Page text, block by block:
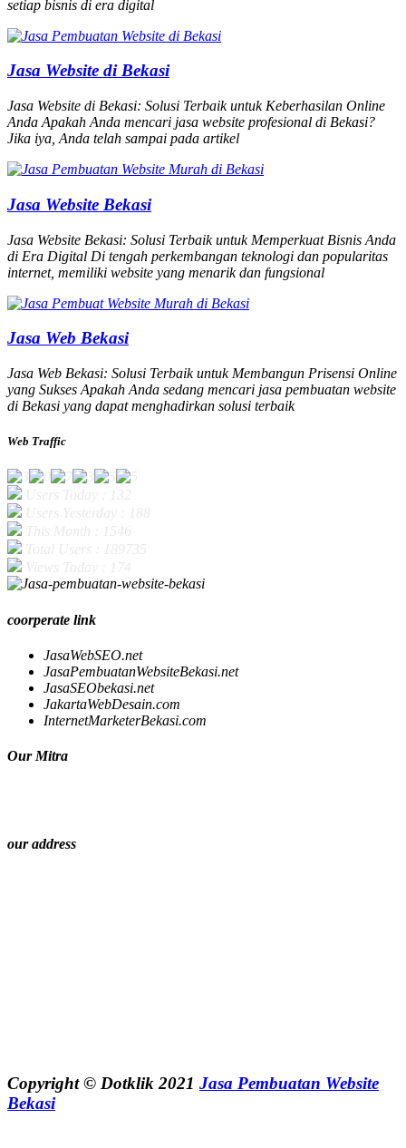
setiap bisnis di era digital
Jasa Website di Bekasi
Jasa Website di Bekasi: Solusi Terbaik untuk Keberhasilan Online
Anda Apakah Anda mencari jasa website profesional di Bekasi?
Jika iya, Anda telah sampai pada artikel
Jasa Website Bekasi
Jasa Website Bekasi: Solusi Terbaik untuk Memperkuat Bisnis Anda
di Era Digital Di tengah perkembangan teknologi dan popularitas
internet, memiliki website yang menarik dan fungsional
Jasa Web Bekasi
Jasa Web Bekasi: Solusi Terbaik untuk Membangun Prisensi Online
yang Sukses Apakah Anda sedang mencari jasa pembuatan website
di Bekasi yang dapat menghadirkan solusi terbaik
Web Traffic
coorperate link
JasaWebSEO.net
JasaPembuatanWebsiteBekasi.net
JasaSEObekasi.net
JakartaWebDesain.com
InternetMarketerBekasi.com
Our Mitra
our address
Copyright © Dotklik 2021 Jasa Pembuatan Website
Bekasi